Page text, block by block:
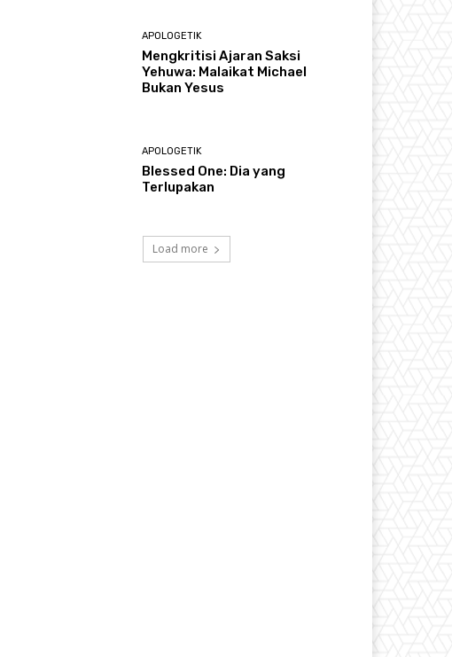
APOLOGETIK
Mengkritisi Ajaran Saksi
Yehuwa: Malaikat Michael
Bukan Yesus
APOLOGETIK
Blessed One: Dia yang
Terlupakan
Load more